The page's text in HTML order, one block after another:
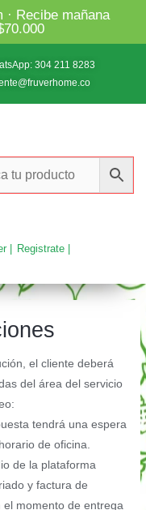
Recibe mañana
304 211 8283
| Registrate |
el cliente deberá
del área del servicio
tendrá una espera
de oficina.
de la plataforma
y factura de
momento de entrega